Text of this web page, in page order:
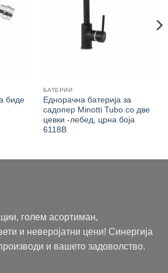
биде
БАТЕРИИ
Еднорачна батерија за
садопер Minotti Tubo со две
цевки -лебед, црна боја
6118B
голем асортиман,
и неверојатни цени! Синергија
и вашето задоволство.